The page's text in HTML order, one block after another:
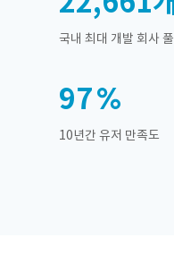
국내 최대 개발 회사 풀
97
10년간 유저 만족도